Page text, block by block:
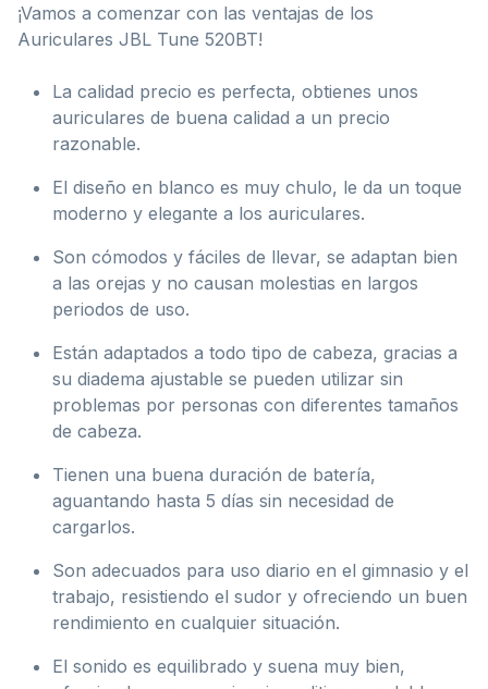
¡Vamos a comenzar con las ventajas de los
Auriculares JBL Tune 520BT!
La calidad precio es perfecta, obtienes unos
auriculares de buena calidad a un precio
razonable.
El diseño en blanco es muy chulo, le da un toque
moderno y elegante a los auriculares.
Son cómodos y fáciles de llevar, se adaptan bien
a las orejas y no causan molestias en largos
periodos de uso.
Están adaptados a todo tipo de cabeza, gracias a
su diadema ajustable se pueden utilizar sin
problemas por personas con diferentes tamaños
de cabeza.
Tienen una buena duración de batería,
aguantando hasta 5 días sin necesidad de
cargarlos.
Son adecuados para uso diario en el gimnasio y el
trabajo, resistiendo el sudor y ofreciendo un buen
rendimiento en cualquier situación.
El sonido es equilibrado y suena muy bien,